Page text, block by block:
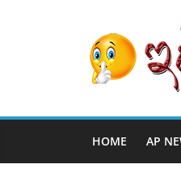
HOME AP